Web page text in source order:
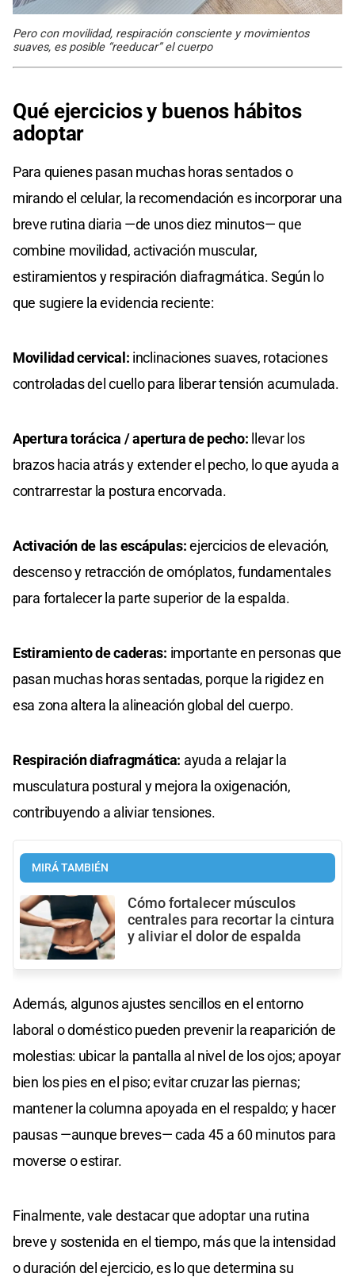
Pero con movilidad, respiración consciente y movimientos
suaves, es posible “reeducar” el cuerpo
Qué ejercicios y buenos hábitos
adoptar
Para quienes pasan muchas horas sentados o
mirando el celular, la recomendación es incorporar una
breve rutina diaria —de unos diez minutos— que
combine movilidad, activación muscular,
estiramientos y respiración diafragmática. Según lo
que sugiere la evidencia reciente:
Movilidad cervical: inclinaciones suaves, rotaciones
controladas del cuello para liberar tensión acumulada.
Apertura torácica / apertura de pecho: llevar los
brazos hacia atrás y extender el pecho, lo que ayuda a
contrarrestar la postura encorvada.
Activación de las escápulas:ejercicios de elevación,
descenso y retracción de omóplatos, fundamentales
para fortalecer la parte superior de la espalda.
Estiramiento de caderas: importante en personas que
pasan muchas horas sentadas, porque la rigidez en
esa zona altera la alineación global del cuerpo.
Respiración diafragmática: ayuda a relajar la
musculatura postural y mejora la oxigenación,
contribuyendo a aliviar tensiones.
MIRÁ TAMBIÉN
Cómo fortalecer músculos
centrales para recortar la cintura
y aliviar el dolor de espalda
Además, algunos ajustes sencillos en el entorno
laboral o doméstico pueden prevenir la reaparición de
molestias: ubicar la pantalla al nivel de los ojos; apoyar
bien los pies en el piso; evitar cruzar las piernas;
mantener la columna apoyada en el respaldo; y hacer
pausas —aunque breves— cada 45 a 60 minutos para
moverse o estirar.
Finalmente, vale destacar que adoptar una rutina
breve y sostenida en el tiempo, más que la intensidad
o duración del ejercicio, es lo que determina su